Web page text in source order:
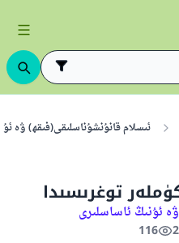
ئىسلام قانۇنشۇناسلىقى(فىقھ) ۋە
توغرىسىدا
ئۇنىڭ ئاساسلىرى
116